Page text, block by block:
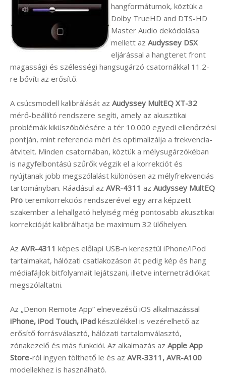
hangformátumok, köztük a
Dolby TrueHD and DTS-HD
Master Audio dekódolása
mellett az Audyssey DSX
eljárással a hangteret front
magassági és szélességi hangsugárzó csatornákkal 11.2-
re bővíti az erősítő.
A csúcsmodell kalibrálását az Audyssey MultEQ XT-32
mérő-beállító rendszere segíti, amely az akusztikai
problémák kiküszöbölésére a tér 10.000 egyedi ellenőrzési
pontján, mint referencia méri és optimalizálja a frekvencia-
átvitelt. Minden csatornában, köztük a mélysugárzókéban
is nagyfelbontású szűrők végzik el a korrekciót és
nyújtanak jobb megszólalást különösen az mélyfrekvenciás
tartományban. Ráadásul az AVR-4311 az Audyssey MultEQ
Pro teremkorrekciós rendszerével egy arra képzett
szakember a lehallgató helyiség még pontosabb akusztikai
korrekcióját kalibrálhatja be maximum 32 ülőhelyen.
Az AVR-4311 képes előlapi USB-n keresztül iPhone/iPod
tartalmakat, hálózati csatlakozáson át pedig kép és hang
médiafájlok bitfolyamait lejátszani, illetve internetrádiókat
megszólaltatni.
Az „Denon Remote App” elnevezésű iOS alkalmazással
iPhone, iPod Touch, iPad készülékkel is vezérelhető az
erősítő forrásválasztó, hálózati tartalomválasztó,
zónakezelő és más funkciói. Az alkalmazás az Apple App
Store-ról ingyen tölthető le és az AVR-3311, AVR-A100
modellekhez is használható.